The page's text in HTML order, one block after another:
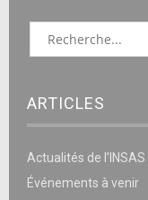
ARTICLES
Actualités de l’INSAS
Événements à venir